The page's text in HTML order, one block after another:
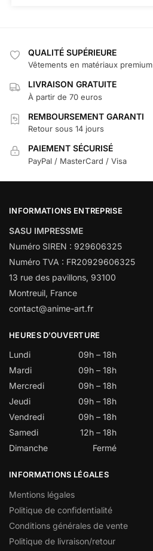
QUALITÉ SUPÉRIEURE
Vêtements en matériaux premium
LIVRAISON GRATUITE
À partir de 70 euros
REMBOURSEMENT GARANTI
Retour sous 14 jours
PAIEMENT SÉCURISÉ
PayPal / MasterCard / Visa
INFORMATIONS ENTREPRISE
SASU IMPRESSME
Numéro SIREN : 929606325
Numéro TVA : FR20929606325
13 rue des pavillons, 93100
Montreuil, France
contact@anime-art.fr
HEURES D’OUVERTURE
Lundi
09h – 18h
Mardi
09h – 18h
Mercredi
09h – 18h
Jeudi
09h – 18h
Vendredi
09h – 18h
Samedi
12h – 18h
Dimanche
Fermé
INFORMATIONS LÉGALES
Mentions légales
Politique de confidentialité
Conditions générales de vente
Politique de livraison/retour